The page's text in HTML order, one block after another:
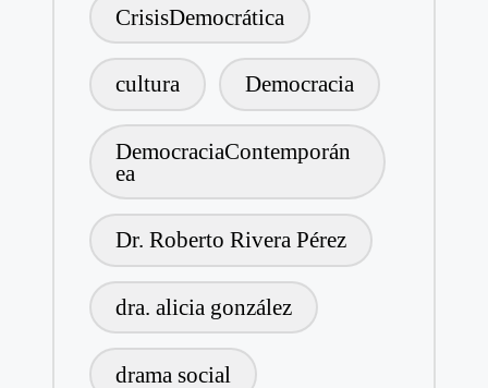
CrisisDemocrática
cultura Democracia
DemocraciaContemporán
ea
Dr. Roberto Rivera Pérez
dra. alicia gonzález
drama social